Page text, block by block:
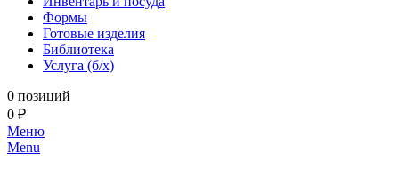
Формы
Готовые изделия
Библиотека
Услуга (б/х)
0 позиций
0 ₽
Меню
Menu